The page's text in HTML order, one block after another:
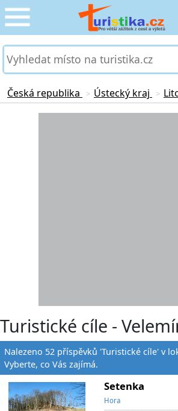
CESTOVÁNÍ
SLUŽBY & DOPRAVA
PRO TURISTY
Česká republika > Ústecký kraj >
Turistické cíle -
Nalezeno 52 příspěvků 'Turistické cíle' v
Vyberte, co Vás zajímá.
Setenka
Hora